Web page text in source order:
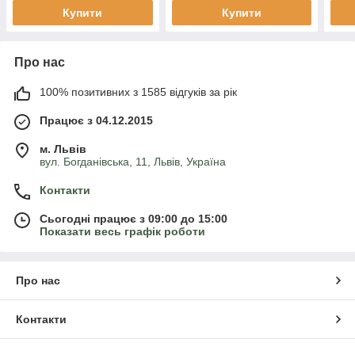
Купити Купити
Про нас
100% позитивних з 1585 відгуків за рік
Працює з 04.12.2015
м. Львів
вул. Богданівська, 11, Львів, Україна
Контакти
Сьогодні працює з 09:00 до 15:00
Показати весь графік роботи
Про нас
Контакти